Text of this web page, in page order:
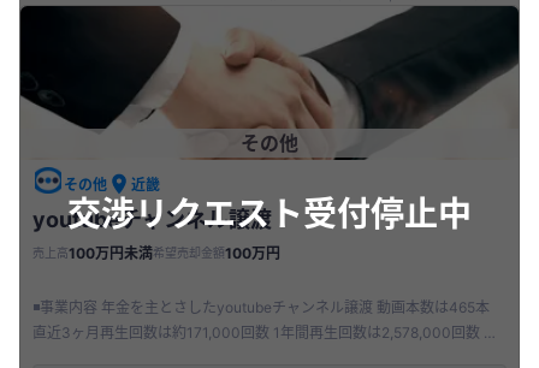
交渉リクエスト受付停止中
その他
その他 近畿
youtubeチャンネル譲渡
売上高100万円未満希望売却金額100万円
◾️事業内容 年金を主とさしたyoutubeチャンネル譲渡 動画本数は465本
直近3ヶ月再生回数は約171,000回数 1年間再生回数は2,578,000回数 直